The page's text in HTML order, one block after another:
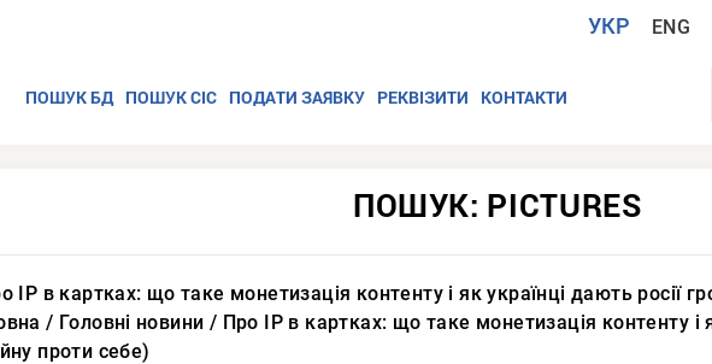
УКР ENG
ПОШУК БД ПОШУК СІС ПОДАТИ ЗАЯВКУ РЕКВІЗИТИ КОНТАКТИ
ПОШУК: PICTURES
IP в картках: що таке монетизація контенту і як українці дають росії
/ Головні новини / Про IP в картках: що таке монетизація контенту і
проти себе)